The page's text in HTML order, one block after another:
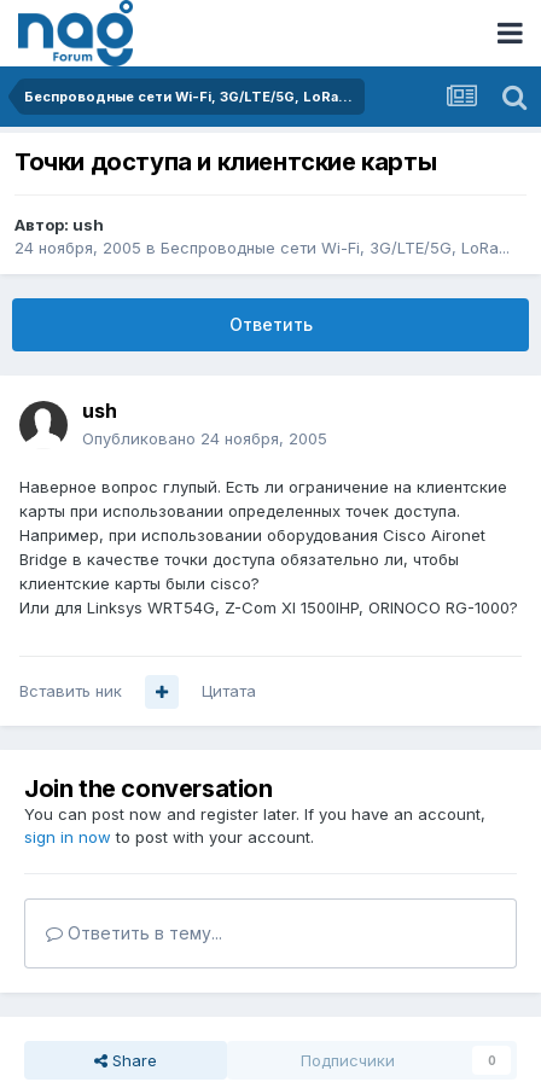
Беспроводные сети Wi-Fi, 3G/LTE/5G, LoRa...
Точки доступа и клиентские карты
Автор: ush
24 ноября, 2005 в Беспроводные сети Wi-Fi, 3G/LTE/5G, LoRa...
Ответить
ush
Опубликовано 24 ноября, 2005
Наверное вопрос глупый. Есть ли ограничение на клиентские
карты при использовании определенных точек доступа.
Например, при использовании оборудования Cisco Aironet
Bridge в качестве точки доступа обязательно ли, чтобы
клиентские карты были cisco?
Или для Linksys WRT54G, Z-Com XI 1500IHP, ORINOCO RG-1000?
Вставить ник Цитата
Join the conversation
You can post now and register later. If you have an account,
sign in now to post with your account.
Ответить в тему...
Share Подписчики 0